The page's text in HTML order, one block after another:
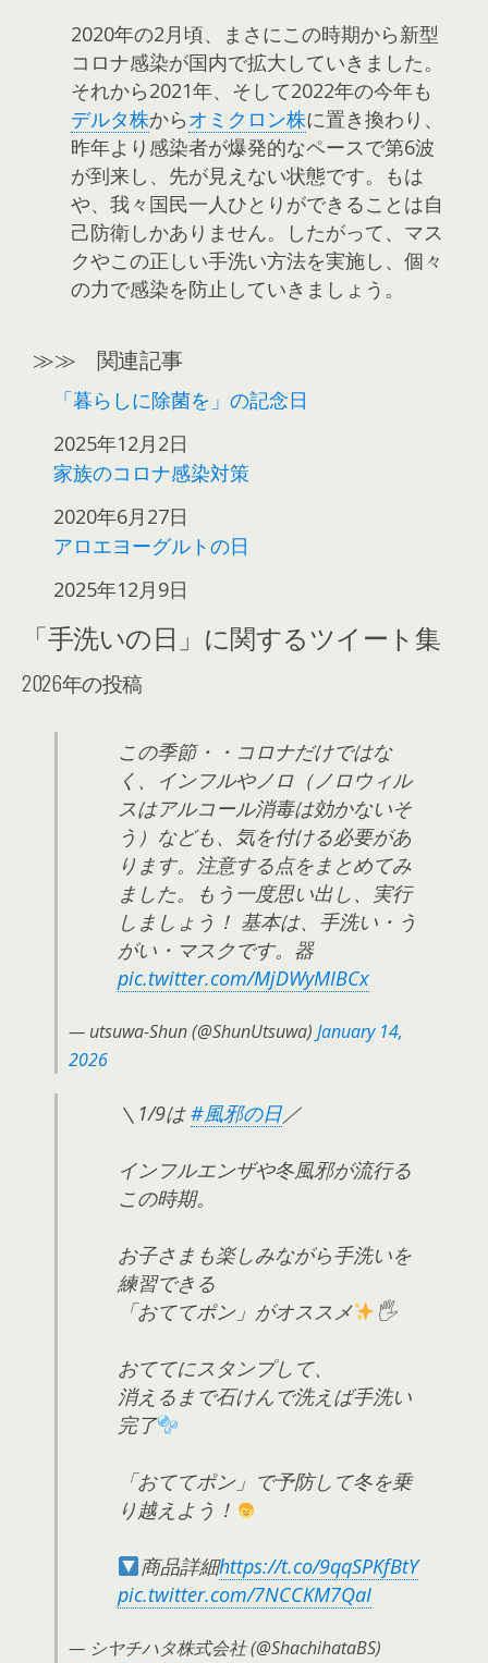
2020年の2月頃、まさにこの時期から新型
コロナ感染が国内で拡大していきました。
それから2021年、そして2022年の今年も
デルタ株からオミクロン株に置き換わり、
昨年より感染者が爆発的なペースで第6波
が到来し、先が見えない状態です。もは
や、我々国民一人ひとりができることは自
己防衛しかありません。したがって、マス
クやこの正しい手洗い方法を実施し、個々
の力で感染を防止していきましょう。
≫≫ 関連記事
「暮らしに除菌を」の記念日
日付
2025年12月2日
家族のコロナ感染対策
日付
2020年6月27日
アロエヨーグルトの日
日付
2025年12月9日
「手洗いの日」に関するツイート集
2026年の投稿
この季節・・コロナだけではな
く、インフルやノロ（ノロウィル
スはアルコール消毒は効かないそ
う）なども、気を付ける必要があ
ります。注意する点をまとめてみ
ました。もう一度思い出し、実行
しましょう！ 基本は、手洗い・う
がい・マスクです。器
pic.twitter.com/MjDWyMIBCx
— utsuwa-Shun (@ShunUtsuwa) January 14,
2026
＼1/9は#風邪の日／
インフルエンザや冬風邪が流行る
この時期。
お子さまも楽しみながら手洗いを
練習できる
「おててポン」がオススメ
🖐
おててにスタンプして、
消えるまで石けんで洗えば手洗い
完了
「おててポン」で予防して冬を乗
り越えよう！
商品詳細https://t.co/9qqSPKfBtY
pic.twitter.com/7NCCKM7QaI
— シヤチハタ株式会社 (@ShachihataBS)